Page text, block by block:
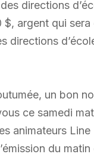
directions
$, argent qui
directions
un bon
ce samedi
animateurs
du